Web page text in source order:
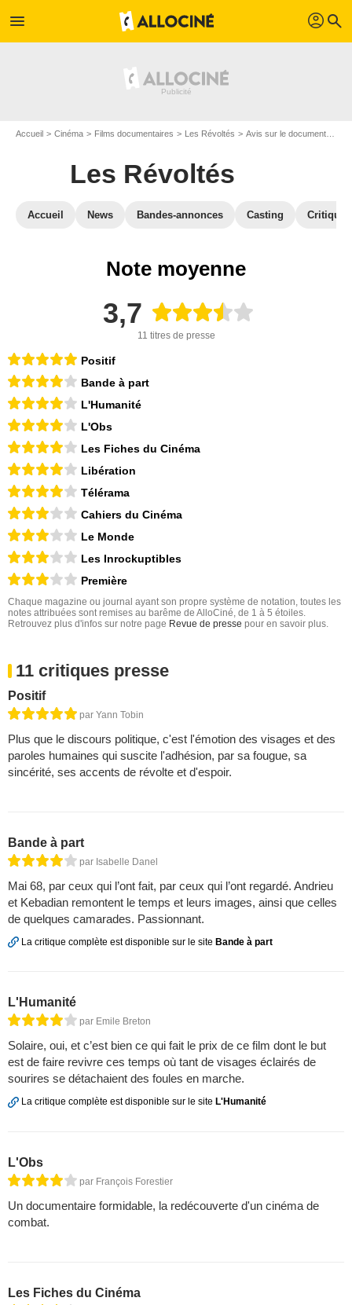
menu profil search
Accueil Cinéma Films documentaires Les Révoltés Avis sur le documentaire Les Révoltés
Les Révoltés
Accueil News Bandes-annonces Casting
Note moyenne
3,7
11 titres de presse
Positif
Bande à part
L'Humanité
L'Obs
Les Fiches du Cinéma
Libération
Télérama
Cahiers du Cinéma
Le Monde
Les Inrockuptibles
Première
Chaque magazine ou journal ayant son propre système de notation, toutes les
notes attribuées sont remises au barême de AlloCiné, de 1 à 5 étoiles.
Retrouvez plus d'infos sur notre page Revue de presse pour en savoir plus.
11 critiques presse
Positif
par Yann Tobin
Plus que le discours politique, c'est l'émotion des visages et des
paroles humaines qui suscite l'adhésion, par sa fougue, sa
sincérité, ses accents de révolte et d'espoir.
Bande à part
par Isabelle Danel
Mai 68, par ceux qui l’ont fait, par ceux qui l’ont regardé. Andrieu
et Kebadian remontent le temps et leurs images, ainsi que celles
de quelques camarades. Passionnant.
La critique complète est disponible sur le site Bande à part
L'Humanité
par Emile Breton
Solaire, oui, et c’est bien ce qui fait le prix de ce film dont le but
est de faire revivre ces temps où tant de visages éclairés de
sourires se détachaient des foules en marche.
La critique complète est disponible sur le site L'Humanité
L'Obs
par François Forestier
Un documentaire formidable, la redécouverte d'un cinéma de
combat.
Les Fiches du Cinéma